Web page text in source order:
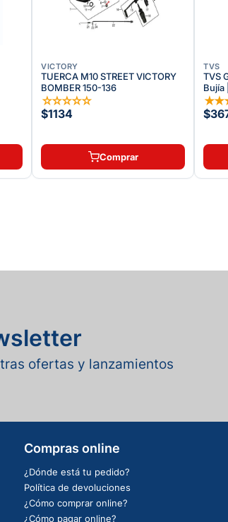
VICTORY
TUERCA M10 STREET VICTORY
BOMBER 150-136
☆☆☆☆☆
$1134
Comprar
TVS
TVS
Bujía
★★
ofertas y lanzamientos
Compras online
¿Dónde está tu pedido?
Política de devoluciones
¿Cómo comprar online?
¿Cómo pagar online?